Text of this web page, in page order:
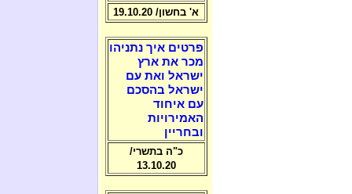
א' בחשון/ 19.10.20
פרטים איך נתניהו
מכר את ארץ
ישראל ואת עם
ישראל בהסכם
עם איחוד
האמירויות
ובחריין
כ"ה בתשרי/
13.10.20